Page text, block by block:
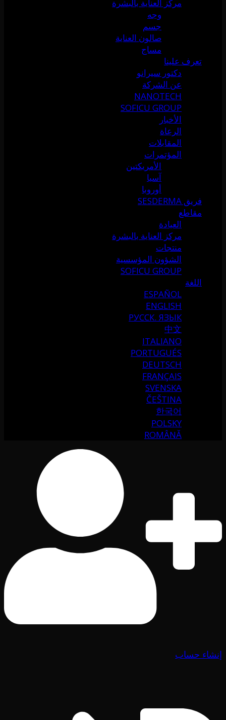
مركز العناية بالبشرة
وجه
جسم
صالون العناية
مساج
تعرف علينا
دكتور سيرانو
عن الشركة
NANOTECH
SOFICU GROUP
الأخبار
الرعاة
المقابلات
المؤتمرات
الأمريكتين
آسيا
أوروبا
فريق SESDERMA
مقاطع
العيادة
مركز العناية بالبشرة
منتجات
الشؤون المؤسسية
SOFICU GROUP
اللغة
ESPAÑOL
ENGLISH
РУССК. ЯЗЫК
中文
ITALIANO
PORTUGUÉS
DEUTSCH
FRANÇAIS
SVENSKA
ČEŠTINA
한국어
POLSKY
ROMÂNĂ
إنشاء حساب